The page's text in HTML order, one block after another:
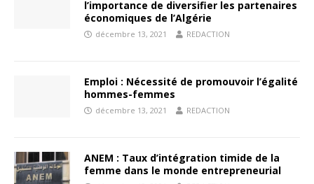
l’importance de diversifier les partenaires
économiques de l’Algérie
décembre 13, 2021 REDACTION
Emploi : Nécessité de promouvoir l’égalité
hommes-femmes
décembre 13, 2021 REDACTION
ANEM : Taux d’intégration timide de la
femme dans le monde entrepreneurial